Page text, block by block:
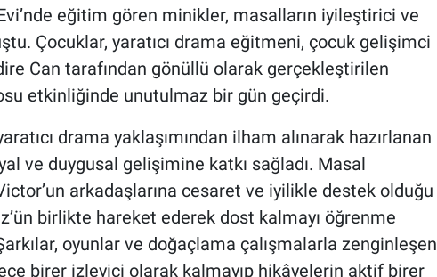
eğitim gören minikler, masalların iyileştirici ve
Çocuklar, yaratıcı drama eğitmeni, çocuk gelişimci
Can tarafından gönüllü olarak gerçekleştirilen
etkinliğinde unutulmaz bir gün geçirdi.
drama yaklaşımından ilham alınarak hazırlanan
ve duygusal gelişimine katkı sağladı. Masal
arkadaşlarına cesaret ve iyilikle destek olduğu
birlikte hareket ederek dost kalmayı öğrenme
oyunlar ve doğaçlama çalışmalarla zenginleşen
birer izleyici olarak kalmayıp hikâyelerin aktif birer